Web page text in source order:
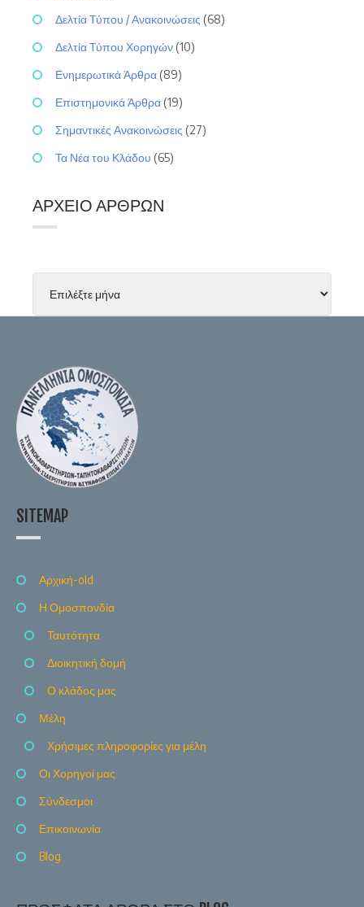
Δελτία Τύπου / Ανακοινώσεις (68)
Δελτία Τύπου Χορηγών (10)
Ενημερωτικά Άρθρα (89)
Επιστημονικά Άρθρα (19)
Σημαντικές Ανακοινώσεις (27)
Τα Νέα του Κλάδου (65)
ΑΡΧΕΊΟ ΆΡΘΡΩΝ
SITEMAP
Αρχική-old
Η Ομοσπονδία
Ταυτότητα
Διοικητική δομή
Ο κλάδος μας
Μέλη
Χρήσιμες πληροφορίες για μέλη
Οι Χορηγοί μας
Σύνδεσμοι
Επικοινωνία
Blog